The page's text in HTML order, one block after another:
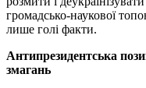
громадсько-наукової
лише голі факти.
Антипрезидентська
змагань